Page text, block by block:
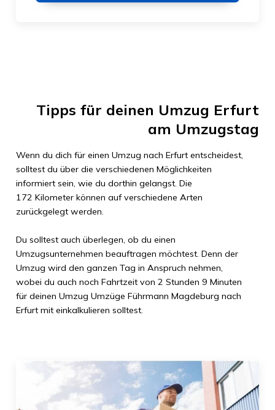
Tipps für deinen Umzug Erfurt
am Umzugstag
Wenn du dich für einen Umzug nach Erfurtentscheidest,
solltest du über die verschiedenen Möglichkeiten
informiert sein, wie du dorthin gelangst. Die
172 Kilometerkönnen auf verschiedene Arten
zurückgelegt werden.
Du solltest auch überlegen, ob du einen
Umzugsunternehmen beauftragen möchtest. Denn der
Umzug wird den ganzen Tag in Anspruch nehmen,
wobei du auch noch Fahrtzeit von 2 Stunden 9 Minuten
für deinen Umzug Umzüge Führmann Magdeburg nach
Erfurtmit einkalkulieren solltest.